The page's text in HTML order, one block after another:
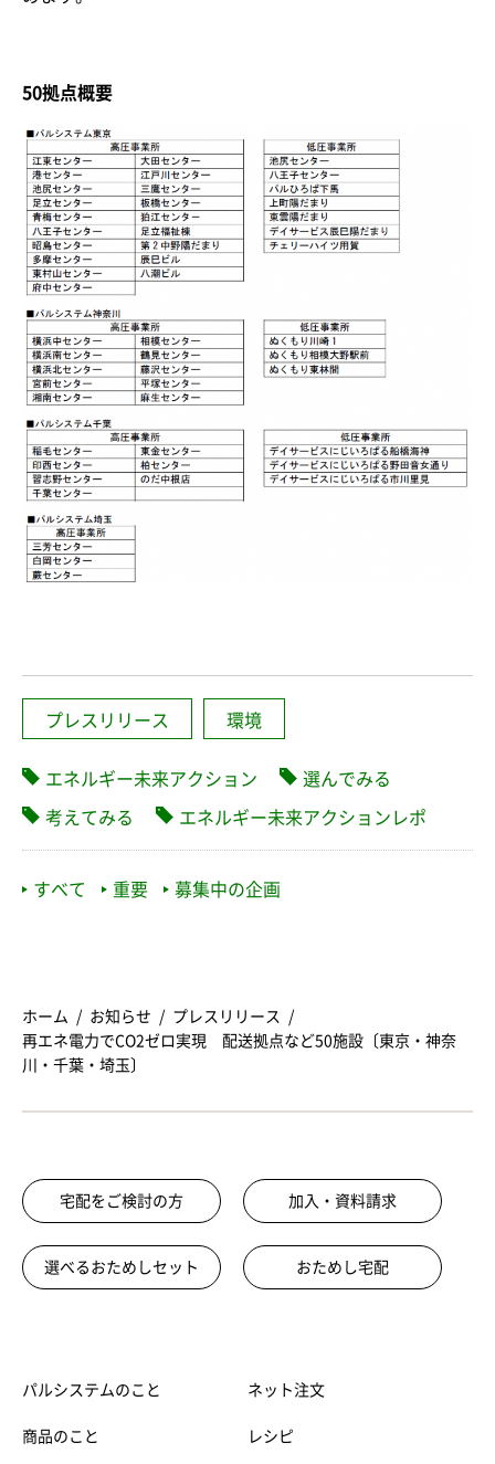
50拠点概要
プレスリリース 環境
エネルギー未来アクション 選んでみる
考えてみる エネルギー未来アクションレポ
すべて 重要 募集中の企画
ホーム お知らせ
プレスリリース
再エネ電力でCO2ゼロ実現 配送拠点など50施設〔東京・神奈
川・千葉・埼玉〕
宅配をご検討の方 加入・資料請求
選べるおためしセット おためし宅配
パルシステムのこと
商品のこと
ネット注文
レシピ